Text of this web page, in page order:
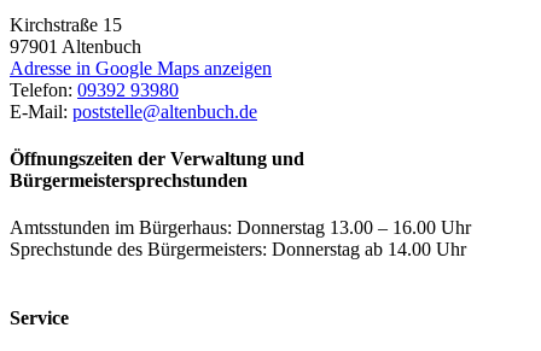
Kirchstraße 15
97901 Altenbuch
Adresse in Google Maps anzeigen
Telefon: 09392 93980
E-Mail: poststelle@altenbuch.de
Öffnungszeiten der Verwaltung und
Bürgermeistersprechstunden
Amtsstunden im Bürgerhaus: Donnerstag 13.00 – 16.00 Uhr
Sprechstunde des Bürgermeisters: Donnerstag ab 14.00 Uhr
Service